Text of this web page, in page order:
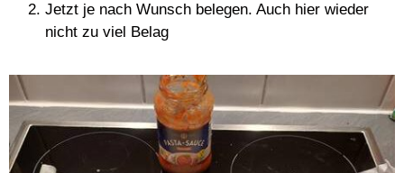
Jetzt je nach Wunsch belegen. Auch hier wieder
nicht zu viel Belag